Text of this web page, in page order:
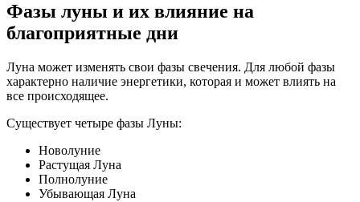
Фазы луны и их влияние на
благоприятные дни
Луна может изменять свои фазы свечения. Для любой фазы
характерно наличие энергетики, которая и может влиять на
все происходящее.
Существует четыре фазы Луны:
Новолуние
Растущая Луна
Полнолуние
Убывающая Луна